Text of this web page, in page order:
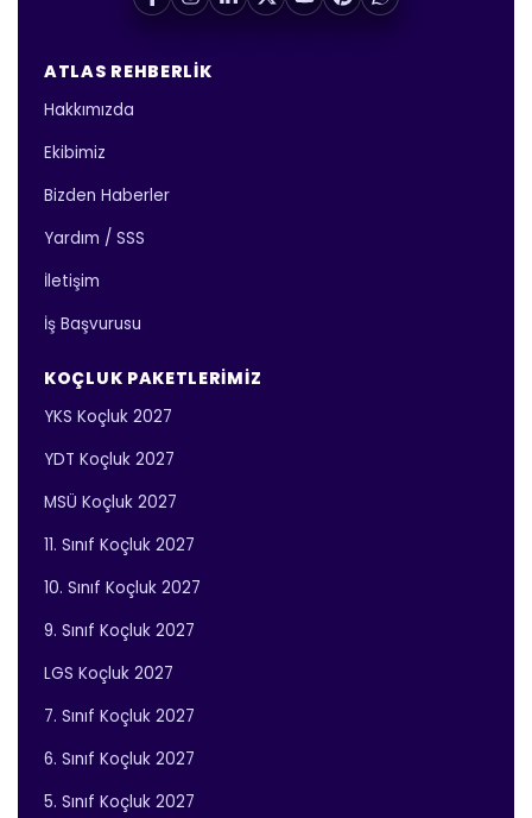
ATLAS REHBERLIK
Hakkımızda
Ekibimiz
Bizden Haberler
Yardım / SSS
İletişim
İş Başvurusu
KOÇLUK PAKETLERIMIZ
YKS Koçluk 2027
YDT Koçluk 2027
MSÜ Koçluk 2027
11. Sınıf Koçluk 2027
10. Sınıf Koçluk 2027
9. Sınıf Koçluk 2027
LGS Koçluk 2027
7. Sınıf Koçluk 2027
6. Sınıf Koçluk 2027
5. Sınıf Koçluk 2027